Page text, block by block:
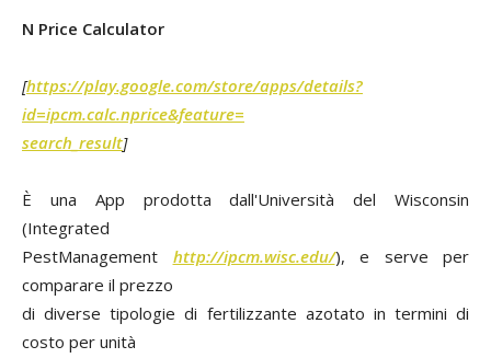
N Price Calculator
[https://play.google.com/store/apps/details?
id=ipcm.calc.nprice&feature=
search_result]
È una App prodotta dall'Università del Wisconsin
(Integrated
PestManagement http://ipcm.wisc.edu/), e serve per
comparare il prezzo
di diverse tipologie di fertilizzante azotato in termini di
costo per unità